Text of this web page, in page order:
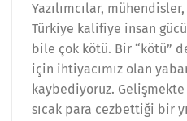
Yazılımcılar,
Türkiye kalifiye insan
bile çok kötü. Bir “kötü”
için ihtiyacımız olan
kaybediyoruz.
sıcak para cezbettiği bir